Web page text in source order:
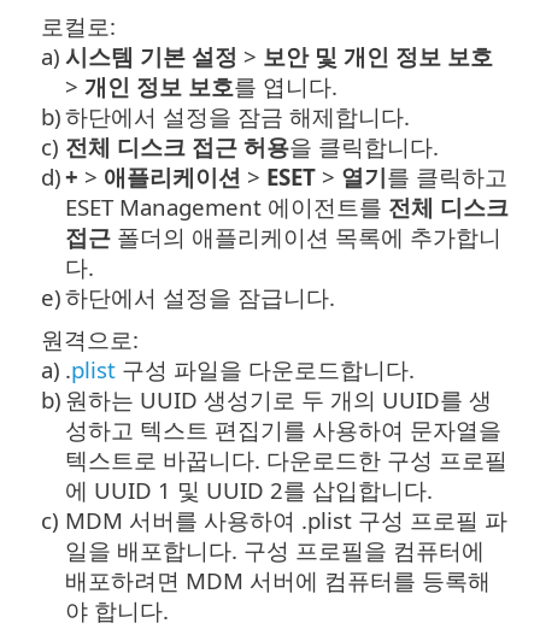
로컬로:
a) 시스템 기본 설정 > 보안 및 개인 정보 보호
> 개인 정보 보호를 엽니다.
b)하단에서 설정을 잠금 해제합니다.
c) 전체 디스크 접근 허용을 클릭합니다.
d)+ > 애플리케이션 > ESET > 열기를 클릭하고
ESET Management 에이전트를 전체 디스크
접근 폴더의 애플리케이션 목록에 추가합니
다.
e)하단에서 설정을 잠급니다.
원격으로:
a) .plist 구성 파일을 다운로드합니다.
b) 원하는 UUID 생성기로 두 개의 UUID를 생
성하고 텍스트 편집기를 사용하여 문자열을
텍스트로 바꿉니다. 다운로드한 구성 프로필
에 UUID 1 및 UUID 2를 삽입합니다.
c) MDM 서버를 사용하여 .plist 구성 프로필 파
일을 배포합니다. 구성 프로필을 컴퓨터에
배포하려면 MDM 서버에 컴퓨터를 등록해
야 합니다.